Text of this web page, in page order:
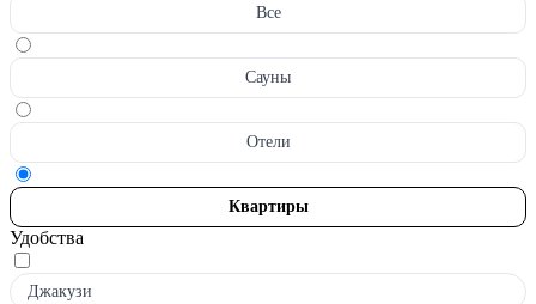
Все
Сауны
Отели
Квартиры
Удобства
Джакузи